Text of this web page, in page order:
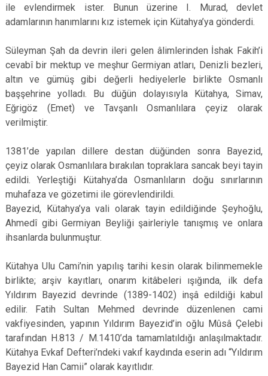
ile evlendirmek ister. Bunun üzerine I. Murad, devlet
adamlarının hanımlarını kız istemek için Kütahya’ya gönderdi.
Süleyman Şah da devrin ileri gelen âlimlerinden İshak Fakih’i
cevabî bir mektup ve meşhur Germiyan atları, Denizli bezleri,
altın ve gümüş gibi değerli hediyelerle birlikte Osmanlı
başşehrine yolladı. Bu düğün dolayısıyla Kütahya, Simav,
Eğrigöz (Emet) ve Tavşanlı Osmanlılara çeyiz olarak
verilmiştir.
1381’de yapılan dillere destan düğünden sonra Bayezid,
çeyiz olarak Osmanlılara bırakılan topraklara sancak beyi tayin
edildi. Yerleştiği Kütahya’da Osmanlıların doğu sınırlarının
muhafaza ve gözetimi ile görevlendirildi.
Bayezid, Kütahya’ya vali olarak tayin edildiğinde Şeyhoğlu,
Ahmedî gibi Germiyan Beyliği şairleriyle tanışmış ve onlara
ihsanlarda bulunmuştur.
Kütahya Ulu Cami’nin yapılış tarihi kesin olarak bilinmemekle
birlikte; arşiv kayıtları, onarım kitâbeleri ışığında, ilk defa
Yıldırım Bayezid devrinde (1389-1402) inşâ edildiği kabul
edilir. Fatih Sultan Mehmed devrinde düzenlenen cami
vakfiyesinden, yapının Yıldırım Bayezid’in oğlu Mûsâ Çelebi
tarafından H.813 / M.1410’da tamamlatıldığı anlaşılmaktadır.
Kütahya Evkaf Defteri’ndeki vakıf kaydında eserin adı “Yıldırım
Bayezid Han Camii” olarak kayıtlıdır.